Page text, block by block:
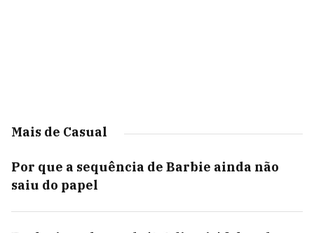
Mais de Casual
Por que a sequência de Barbie ainda não
saiu do papel